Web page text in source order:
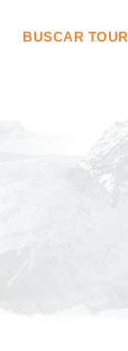
BUSCAR TOUR